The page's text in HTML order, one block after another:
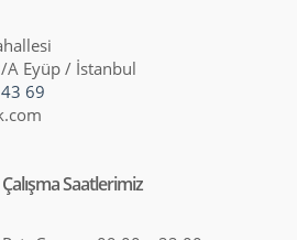
A Eyüp / İstanbul
69
Çalışma Saatlerimiz